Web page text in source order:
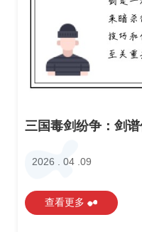
三国毒剑纷争：剑
2026 . 04 .09
查看更多